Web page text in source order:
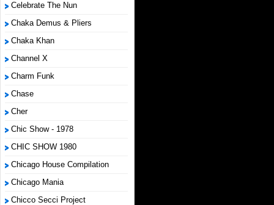
Celebrate The Nun
Chaka Demus & Pliers
Chaka Khan
Channel X
Charm Funk
Chase
Cher
Chic Show - 1978
CHIC SHOW 1980
Chicago House Compilation
Chicago Mania
Chicco Secci Project